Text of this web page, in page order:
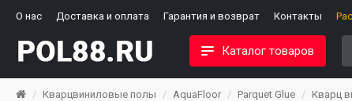
О нас Доставка и оплата Гарантия и возврат Контакты
Каталог товаров
Кварцвиниловые полы AquaFloor Parquet Glue Кварц